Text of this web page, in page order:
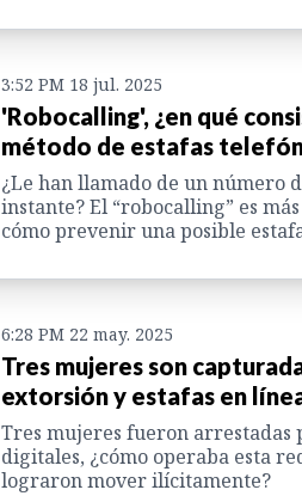
3:52 PM 18 jul. 2025
'Robocalling', ¿en qué
método de estafas
¿Le han llamado de un número
instante? El “robocalling” es
cómo prevenir una posible
6:28 PM 22 may. 2025
Tres mujeres son
extorsión y estafas en
Tres mujeres fueron arrestadas
digitales, ¿cómo operaba esta
lograron mover ilícitamente?